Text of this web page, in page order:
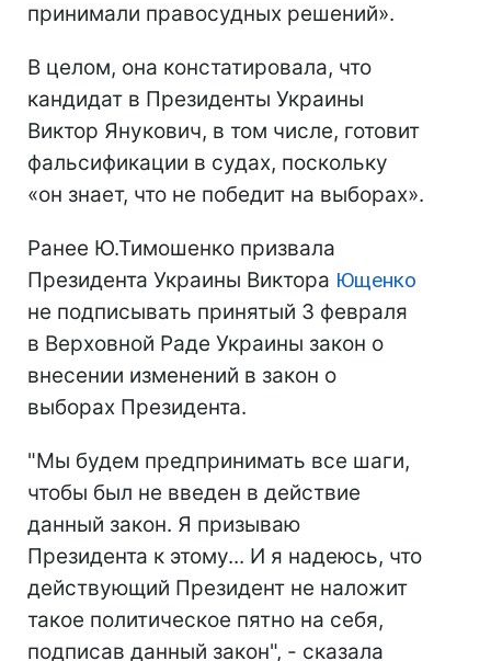
принимали правосудных решений».
В целом, она констатировала, что
кандидат в Президенты Украины
Виктор Янукович, в том числе, готовит
фальсификации в судах, поскольку
«он знает, что не победит на выборах».
Ранее Ю.Тимошенко призвала
Президента Украины Виктора Ющенко
не подписывать принятый 3 февраля
в Верховной Раде Украины закон о
внесении изменений в закон о
выборах Президента.
"Мы будем предпринимать все шаги,
чтобы был не введен в действие
данный закон. Я призываю
Президента к этому... И я надеюсь, что
действующий Президент не наложит
такое политическое пятно на себя,
подписав данный закон", - сказала